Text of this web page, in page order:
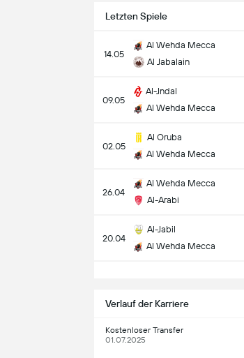
Letzten Spiele
14.05
Al Wehda Mecca
Al Jabalain
09.05
Al-Jndal
Al Wehda Mecca
02.05
Al Oruba
Al Wehda Mecca
26.04
Al Wehda Mecca
Al-Arabi
20.04
Al-Jabil
Al Wehda Mecca
Verlauf der Karriere
Kostenloser Transfer
01.07.2025